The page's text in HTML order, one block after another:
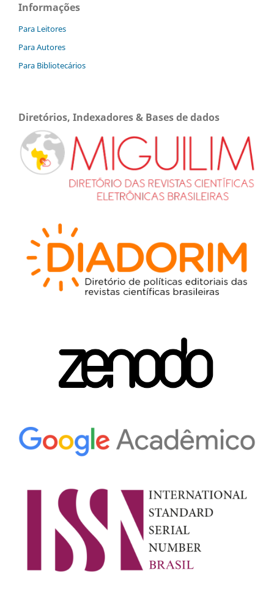
Informações
Para Leitores
Para Autores
Para Bibliotecários
Diretórios, Indexadores & Bases de dados